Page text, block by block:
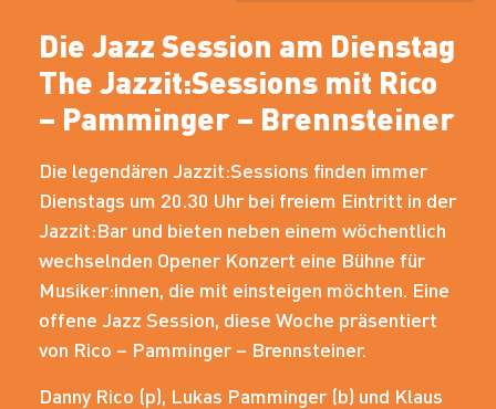
Die Jazz Session am Dienstag
The Jazzit:Sessions mit Rico
– Pamminger – Brennsteiner
Die legendären Jazzit:Sessions finden immer
Dienstags um 20.30 Uhr bei freiem Eintritt in der
Jazzit:Bar und bieten neben einem wöchentlich
wechselnden Opener Konzert eine Bühne für
Musiker:innen, die mit einsteigen möchten. Eine
offene Jazz Session, diese Woche präsentiert
von Rico – Pamminger – Brennsteiner.
Danny Rico (p), Lukas Pamminger (b) und Klaus